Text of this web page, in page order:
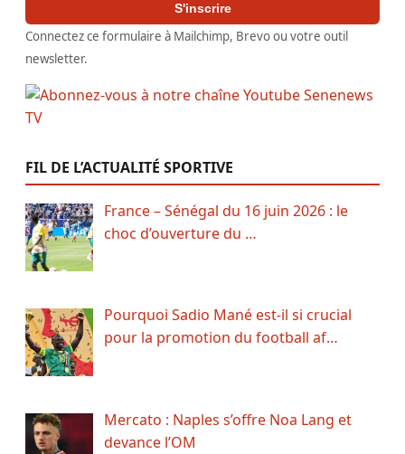
S'inscrire
Connectez ce formulaire à Mailchimp, Brevo ou votre outil
newsletter.
FIL DE L’ACTUALITÉ SPORTIVE
France – Sénégal du 16 juin 2026 : le
choc d’ouverture du …
Pourquoi Sadio Mané est-il si crucial
pour la promotion du football af…
Mercato : Naples s’offre Noa Lang et
devance l’OM